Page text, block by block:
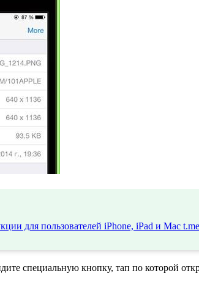
для пользователей iPhone, iPad и Mac
специальную кнопку, тап по которой